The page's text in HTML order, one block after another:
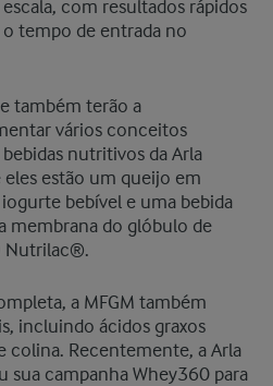
com resultados rápidos
tempo de entrada no
também terão a
vários conceitos
nutritivos da Arla
eles estão um queijo em
bebível e uma bebida
membrana do glóbulo de
Nutrilac®.
a MFGM também
incluindo ácidos graxos
colina. Recentemente, a Arla
sua campanha Whey360 para